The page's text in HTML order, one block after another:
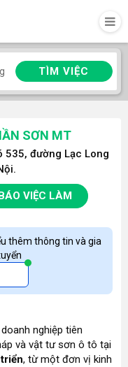
TÌM VIỆC
SƠN MT
535, đường Lạc Long
VIỆC LÀM
thêm thông tin và gia
nghiệp tiên
và vật tư sơn ô tô tại
, từ một đơn vị kinh